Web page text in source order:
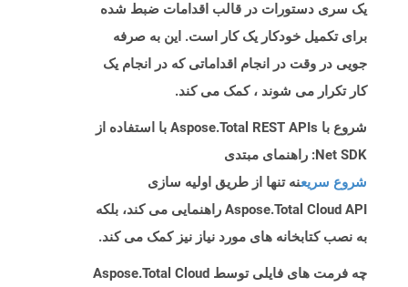
یک سری دستورات در قالب اقدامات ضبط شده
برای تکمیل خودکار یک کار است. این به صرفه
جویی در وقت در انجام اقداماتی که در انجام یک
کار تکرار می شوند ، کمک می کند.
شروع با Aspose.Total REST APIs با استفاده از
Net SDK: راهنمای مبتدی
شروع سریعنه تنها از طریق اولیه سازی
Aspose.Total Cloud API راهنمایی می کند، بلکه
به نصب کتابخانه های مورد نیاز نیز کمک می کند.
چه فرمت های فایلی توسط Aspose.Total Cloud